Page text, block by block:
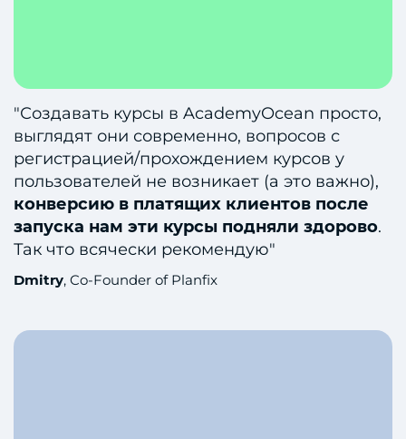
"Создавать курсы в AcademyOcean просто,
выглядят они современно, вопросов с
регистрацией/прохождением курсов у
пользователей не возникает (а это важно),
конверсию в платящих клиентов после
запуска нам эти курсы подняли здорово.
Так что всячески рекомендую"
Dmitry, Co-Founder of Planfix